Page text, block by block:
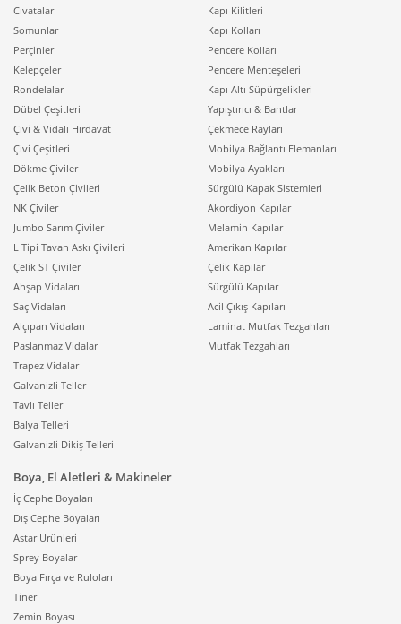
Cıvatalar
Somunlar
Perçinler
Kelepçeler
Rondelalar
Dübel Çeşitleri
Çivi & Vidalı Hırdavat
Çivi Çeşitleri
Dökme Çiviler
Çelik Beton Çivileri
NK Çiviler
Jumbo Sarım Çiviler
L Tipi Tavan Askı Çivileri
Çelik ST Çiviler
Ahşap Vidaları
Saç Vidaları
Alçıpan Vidaları
Paslanmaz Vidalar
Trapez Vidalar
Galvanizli Teller
Tavlı Teller
Balya Telleri
Galvanizli Dikiş Telleri
Kapı Kilitleri
Kapı Kolları
Pencere Kolları
Pencere Menteşeleri
Kapı Altı Süpürgelikleri
Yapıştırıcı & Bantlar
Çekmece Rayları
Mobilya Bağlantı Elemanları
Mobilya Ayakları
Sürgülü Kapak Sistemleri
Akordiyon Kapılar
Melamin Kapılar
Amerikan Kapılar
Çelik Kapılar
Sürgülü Kapılar
Acil Çıkış Kapıları
Laminat Mutfak Tezgahları
Mutfak Tezgahları
Boya, El Aletleri & Makineler
İç Cephe Boyaları
Dış Cephe Boyaları
Astar Ürünleri
Sprey Boyalar
Boya Fırça ve Ruloları
Tiner
Zemin Boyası